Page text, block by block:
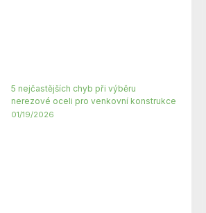
5 nejčastějších chyb při výběru
nerezové oceli pro venkovní konstrukce
01/19/2026